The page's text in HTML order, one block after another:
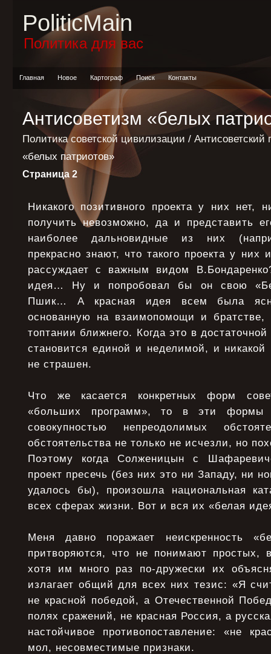
PoliticMain
Политика для вас
Главная Новое Картограф Поиск Контакты
Антисоветизм «белых
Политика советской цивилизации / Антисоветский
«белых патриотов»
Страница 2
Никакого позитивного проекта у них нет,
получить невозможно, да и представить
наиболее дальновидные из них
прекрасно знают, что такого проекта у
рассуждает с важным видом
идея… Ну и попробовал бы он свою
Пшик… А красная идея всем была
основанную на взаимопомощи и
топтании ближнего. Когда это в
становится единой и неделимой, и
не страшен.
Что же касается конкретных форм
«больших программ», то в эти формы
совокупностью непреодолимых
обстоятельства не только не исчезли, но
Поэтому когда Солженицын с
проект пресечь (без них это ни Западу, ни
удалось бы), произошла национальная
всех сферах жизни. Вот и вся их «белая
Меня давно поражает неискренность
притворяются, что не понимают простых,
хотя им много раз по-дружески их
излагает общий для всех них тезис: «Я
не красной победой, а Отечественной
полях сражений, не красная Россия, а
настойчивое противопоставление: «не
мол, несовместимые признаки.